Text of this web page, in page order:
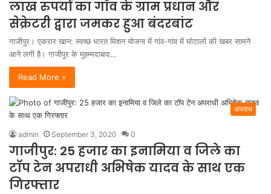
लाख रुपयों का गाँव के ग्राम प्रधान और
सेक्रेटरी द्वारा जमकर हुआ बंदरबांट
गाजीपुर। एकरार खान: स्वच्छ भारत मिशन योजना में गांव-गांव में घोटालों की खबर सामने
आने लगी है। गाजीपुर के मुहम्मदाबाद…
Read More »
अपराध
admin September 3, 2020 0
गाजीपुर: 25 हजार का इनामिया व जिले का
टॉप टेन अपराधी अभिषेक यादव के साथ एक
गिरफ्तार